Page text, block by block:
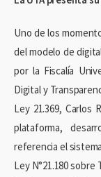
Uno de los
del modelo de
por la Fiscalía
Digital y
Ley 21.369, Carlos
plataforma,
referencia el
Ley N°21.180